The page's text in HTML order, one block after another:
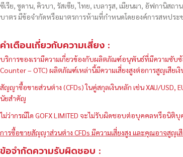
ซีเรีย, ซูดาน, คิวบา, รัสเซีย, ไทย, เบลารุส, เมียนมา, อัฟกานิสถ
บาตร มีข้อจำกัดหรือมาตรการห้ามที่กำหนดโดยองค์การสหปร
คำเตือนเกี่ยวกับความเสี่ยง :
บริการของเรามีความเกี่ยวข้องกับผลิตภัณฑ์อนุพันธ์ที่มีความซับ
Counter – OTC) ผลิตภัณฑ์เหล่านี้มีความเสี่ยงสูงต่อการสูญเสีย
สัญญาซื้อขายส่วนต่าง (CFDs) ในคู่สกุลเงินหลัก เช่น XAU/USD,
นัยสำคัญ
ไม่ว่ากรณีใด GOFX LIMITED จะไม่รับผิดชอบต่อบุคคลหรือนิติ
การซื้อขายสัญญาส่วนต่าง CFDs มีความเสี่ยงสูง และคุณอาจสูญ
ข้อจำกัดความรับผิดชอบ :